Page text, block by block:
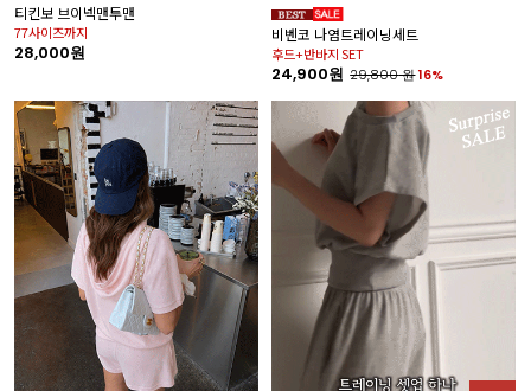
티킨보 브이넥맨투맨
77사이즈까지
28,000원
비벤코 나염트레이닝세트
후드+반바지 SET
24,900원 29,800원16%